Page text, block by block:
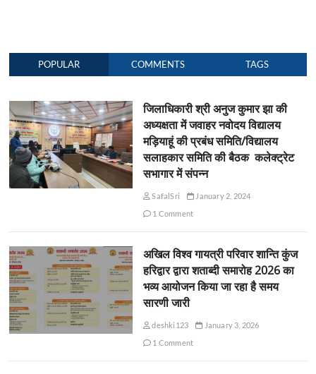
POPULAR COMMENTS TAGS
जिलाधिकारी श्री अनुज कुमार झा की
अध्यक्षता में जवाहर नवोदय विद्यालय
मड़ियाहूं की प्रबंध समिति/विद्यालय
सलाहकार समिति की बैठक कलेक्ट्रेट
सभागार में संपन्न
SafalSri
January 2, 2024
1 Comment
अखिल विश्व गायत्री परिवार शान्ति कुंज
हरिद्वार द्वारा शताब्दी समारोह 2026 का
भव्य आयोजन किया जा रहा है समय
सारणी जारी
deshki123
January 3, 2026
1 Comment